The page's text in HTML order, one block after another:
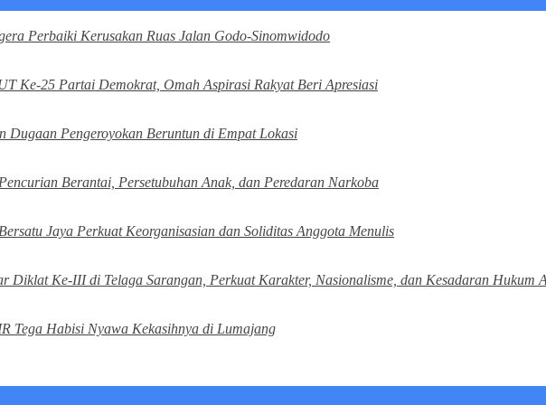
Perbaiki Kerusakan Ruas Jalan Godo-Sinomwidodo
Ke-25 Partai Demokrat, Omah Aspirasi Rakyat Beri Apresiasi
Dugaan Pengeroyokan Beruntun di Empat Lokasi
Berantai, Persetubuhan Anak, dan Peredaran Narkoba
Jaya Perkuat Keorganisasian dan Soliditas Anggota Menulis
Diklat Ke-III di Telaga Sarangan, Perkuat Karakter, Nasionalisme, dan Kesadaran Hukum
Tega Habisi Nyawa Kekasihnya di Lumajang